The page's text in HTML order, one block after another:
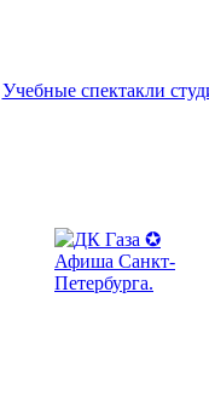
Учебные спектакли